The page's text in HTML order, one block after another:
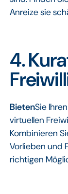
Anreize sie
4.
BietenSie
virtuellen
Kombinieren
Vorlieben und
richtigen